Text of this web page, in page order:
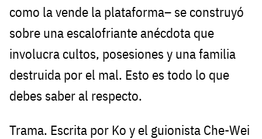
como la vende la plataforma– se construyó
sobre una escalofriante anécdota que
involucra cultos, posesiones y una familia
destruida por el mal. Esto es todo lo que
debes saber al respecto.
Trama. Escrita por Ko y el guionista Che-Wei